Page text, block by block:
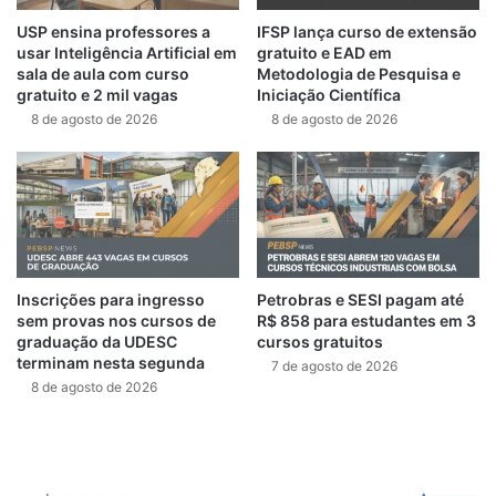
USP ensina professores a
usar Inteligência Artificial em
sala de aula com curso
gratuito e 2 mil vagas
8 de agosto de 2026
IFSP lança curso de extensão
gratuito e EAD em
Metodologia de Pesquisa e
Iniciação Científica
8 de agosto de 2026
Inscrições para ingresso
sem provas nos cursos de
graduação da UDESC
terminam nesta segunda
8 de agosto de 2026
Petrobras e SESI pagam até
R$ 858 para estudantes em 3
cursos gratuitos
7 de agosto de 2026